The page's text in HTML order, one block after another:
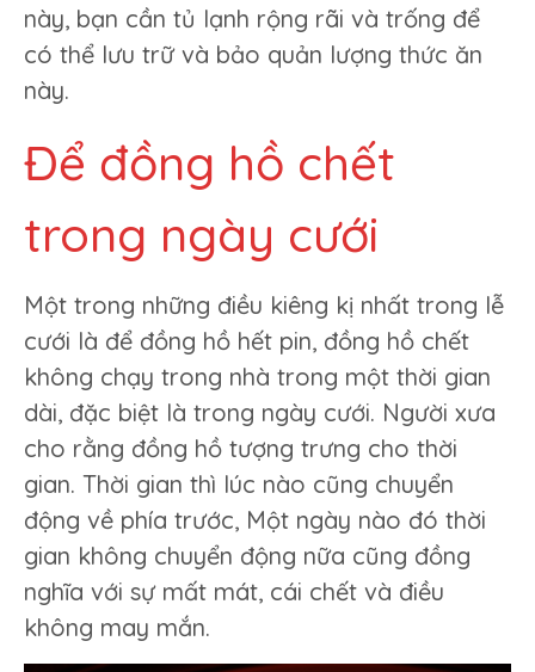
này, bạn cần tủ lạnh rộng rãi và trống để
có thể lưu trữ và bảo quản lượng thức ăn
này.
Để đồng hồ chết
trong ngày cưới
Một trong những điều kiêng kị nhất trong lễ
cưới là để đồng hồ hết pin, đồng hồ chết
không chạy trong nhà trong một thời gian
dài, đặc biệt là trong ngày cưới. Người xưa
cho rằng đồng hồ tượng trưng cho thời
gian. Thời gian thì lúc nào cũng chuyển
động về phía trước, Một ngày nào đó thời
gian không chuyển động nữa cũng đồng
nghĩa với sự mất mát, cái chết và điều
không may mắn.